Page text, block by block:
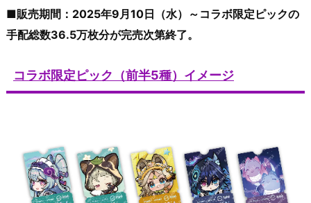
■販売期間：2025年9月10日（水）～コラボ限定ピックの
手配総数36.5万枚分が完売次第終了。
コラボ限定ピック（前半5種）イメージ